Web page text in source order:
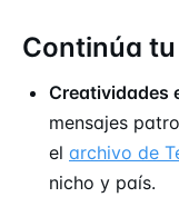
Continúa
Creatividades
mensajes
el archivo de
nicho y país.